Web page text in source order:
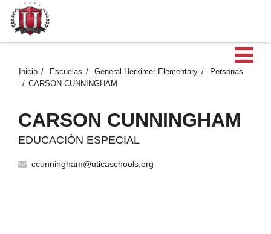
Inicio Escuelas General Herkimer Elementary
Personas
CARSON CUNNINGHAM
CARSON CUNNINGHAM
EDUCACIÓN ESPECIAL
ccunningham@uticaschools.org